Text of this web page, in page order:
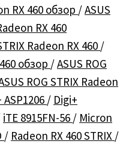
RX 460 обзор /ASUS
RX 460
Radeon RX 460 /
обзор /ASUS ROG
ROG STRIX Radeon
ASP1206 / Digi+
iTE 8915FN-56 / Micron
/ Radeon RX 460 STRIX /